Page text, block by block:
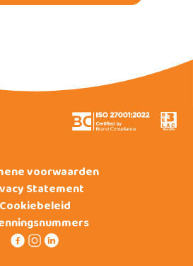
voorwaarden
Statement
Cookiebeleid